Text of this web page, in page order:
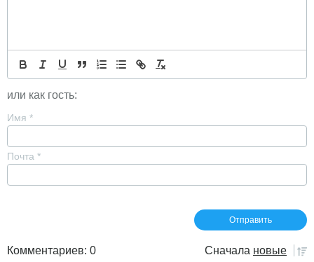
или как гость:
Имя *
Почта *
Комментариев: 0 Сначала новые